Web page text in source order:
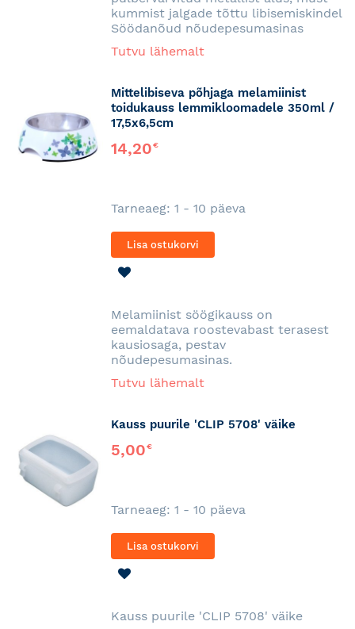
kummist jalgade tõttu libisemiskindel
Söödanõud nõudepesumasinas
Tutvu lähemalt
Mittelibiseva põhjaga melamiinist
toidukauss lemmikloomadele 350ml /
17,5x6,5cm
14,20€
Tarneaeg: 1 - 10 päeva
Lisa ostukorvi
Melamiinist söögikauss on
eemaldatava roostevabast terasest
kausiosaga, pestav
nõudepesumasinas.
Tutvu lähemalt
Kauss puurile 'CLIP 5708' väike
5,00€
Tarneaeg: 1 - 10 päeva
Lisa ostukorvi
Kauss puurile 'CLIP 5708' väike